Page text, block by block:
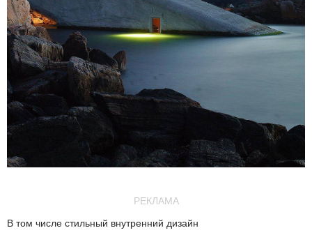
РЕКЛАМА
В том числе стильный внутренний дизайн